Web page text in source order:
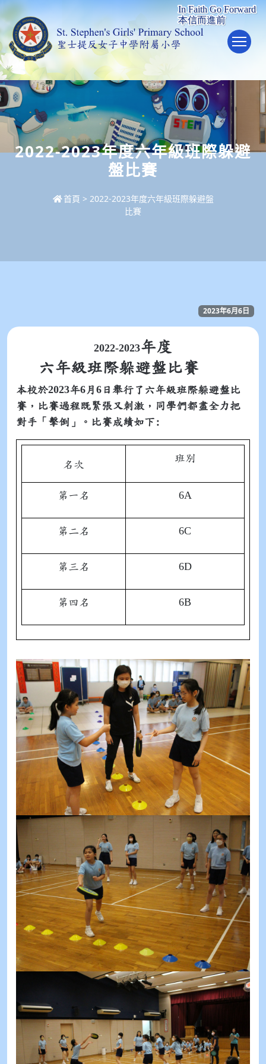
2022-2023年度六年級班際躲避
盤比賽
首頁 > 2022-2023年度六年級班際躲避盤
比賽
2023年6月6日
2022-2023年度
六年級班際躲避盤比賽
本校於2023年6 月 6 日舉行了六年級班際躲避盤比
賽，比賽過程既緊張又刺激，同學們都盡全力把
對手「擊倒」。比賽成績如下:
名次
班別
第一名 6A
第二名 6C
第三名 6D
第四名 6B